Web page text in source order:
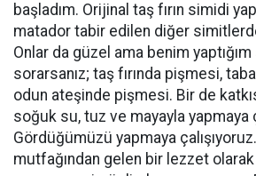
başladım. Orijinal taş fırın simidi
matador tabir edilen diğer
Onlar da güzel ama benim
sorarsanız; taş fırında pişmesi,
odun ateşinde pişmesi. Bir de
soğuk su, tuz ve mayayla yapmaya
Gördüğümüzü yapmaya
mutfağından gelen bir lezzet